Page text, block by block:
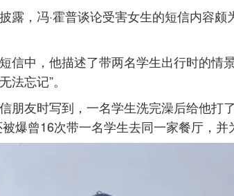
露，冯·霍普谈论受害女生的短信内容
信中，他描述了带两名学生出行时的情
法忘记”。
朋友时写到，一名学生洗完澡后给他打
被爆曾16次带一名学生去同一家餐厅，并